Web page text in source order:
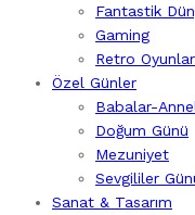
Fantastik
Gaming
Retro Oyunlar
Özel Günler
Babalar-
Doğum Günü
Mezuniyet
Sevgililer
Sanat & Tasarım